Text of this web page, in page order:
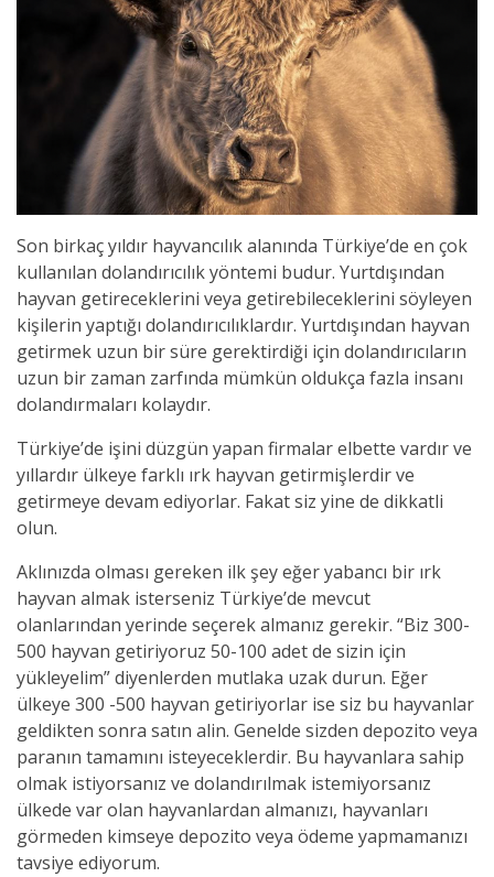
Son birkaç yıldır hayvancılık alanında Türkiye’de en çok
kullanılan dolandırıcılık yöntemi budur. Yurtdışından
hayvan getireceklerini veya getirebileceklerini söyleyen
kişilerin yaptığı dolandırıcılıklardır. Yurtdışından hayvan
getirmek uzun bir süre gerektirdiği için dolandırıcıların
uzun bir zaman zarfında mümkün oldukça fazla insanı
dolandırmaları kolaydır.
Türkiye’de işini düzgün yapan firmalar elbette vardır ve
yıllardır ülkeye farklı ırk hayvan getirmişlerdir ve
getirmeye devam ediyorlar. Fakat siz yine de dikkatli
olun.
Aklınızda olması gereken ilk şey eğer yabancı bir ırk
hayvan almak isterseniz Türkiye’de mevcut
olanlarından yerinde seçerek almanız gerekir. “Biz 300-
500‬‬‬ hayvan getiriyoruz 50-100 adet de sizin için
yükleyelim” diyenlerden mutlaka uzak durun. Eğer
ülkeye 300 -500‬‬‬ hayvan getiriyorlar ise siz bu hayvanlar
geldikten sonra satın alin. Genelde sizden depozito veya
paranın tamamını isteyeceklerdir. Bu hayvanlara sahip
olmak istiyorsanız ve dolandırılmak istemiyorsanız
ülkede var olan hayvanlardan almanızı, hayvanları
görmeden kimseye depozito veya ödeme yapmamanızı
tavsiye ediyorum.